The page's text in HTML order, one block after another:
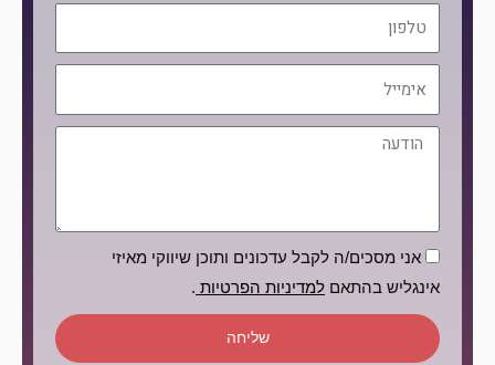
טלפון
הודעה
הסכמה
אני מסכים/ה לקבל עדכונים ותוכן שיווקי מאיזי
אינגליש בהתאם למדיניות הפרטיות .
שליחה